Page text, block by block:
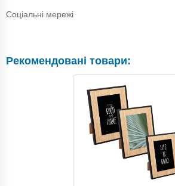
Соціальні мережі
Рекомендовані товари: